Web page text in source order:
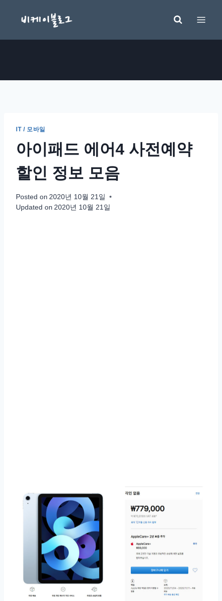
IT / 모바일
아이패드 에어4 사전예약
할인 정보 모음
Posted on 2020년 10월 21일
Updated on 2020년 10월 21일